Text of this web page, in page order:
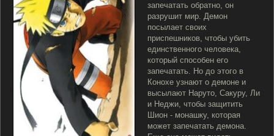
запечатать обратно, он
разрушит мир. Демон
посылает своих
приспешников, чтобы убить
единственного человека,
который способен его
запечатать. Но до этого в
Конохе узнают о демоне и
высылают Наруто, Сакуру, Ли
и Неджи, чтобы защитить
Шион - монашку, которая
может запечатать демона.